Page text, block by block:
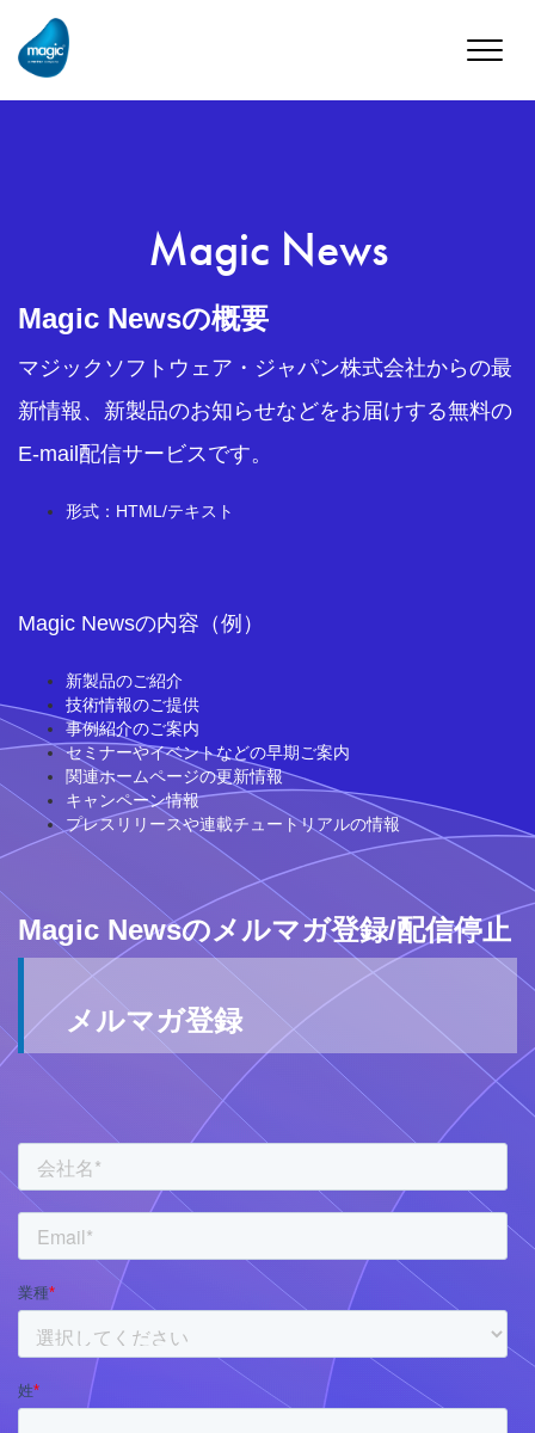
Toggle
Magic News
Magic Newsの概要
マジックソフトウェア・ジャパン株式会社からの最
新情報、新製品のお知らせなどをお届けする無料の
E-mail配信サービスです。
形式：HTML/テキスト
Magic Newsの内容（例）
新製品のご紹介
技術情報のご提供
事例紹介のご案内
セミナーやイベントなどの早期ご案内
関連ホームページの更新情報
キャンペーン情報
プレスリリースや連載チュートリアルの情報
Magic Newsのメルマガ登録/配信停止
メルマガ登録